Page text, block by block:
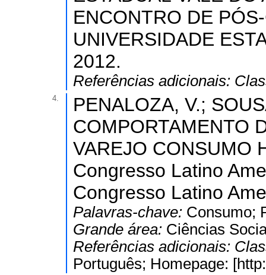
ENCONTRO DE
UNIVERSIDADE
2012.
Referências adicionais:
4.
PENALOZA, V.;
COMPORTAMENTO
VAREJO CONSUMO
Congresso Latino
Congresso Latino
Palavras-chave: Consumo;
Grande área: Ciências
Referências adicionais:
Português; Homepage: